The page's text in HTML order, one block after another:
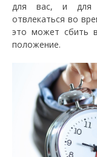
для вас, и для
отвлекаться во
это может сбить
положение.